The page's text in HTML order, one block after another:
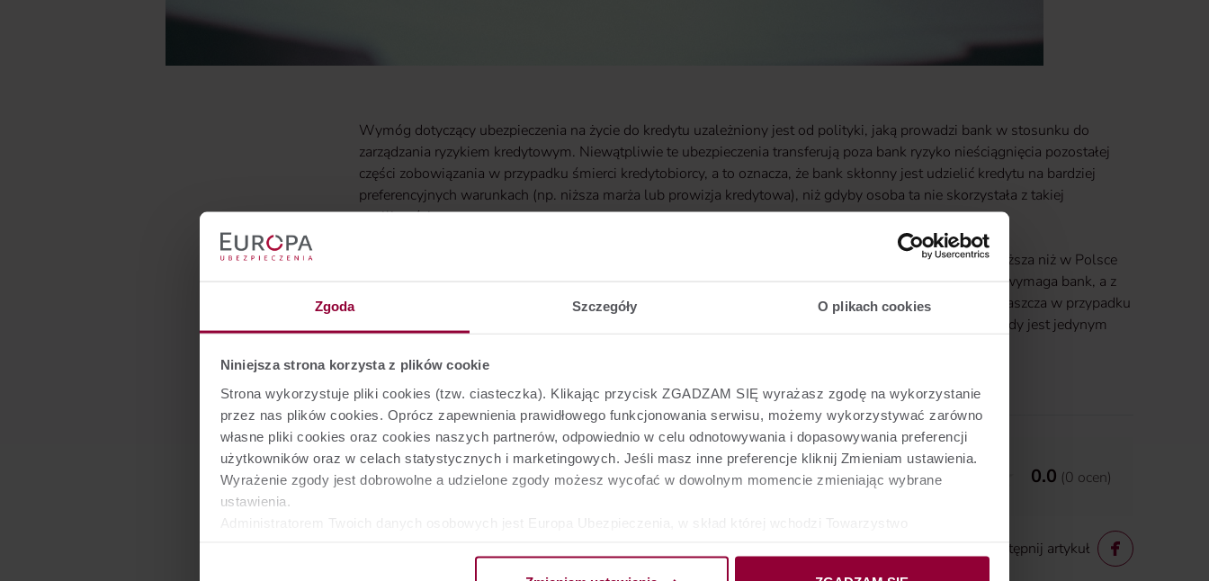
Zgoda Szczegóły O plikach cookies
Niniejsza strona korzysta z plików cookie
Strona wykorzystuje pliki cookies (tzw. ciasteczka). Klikając przycisk ZGADZAM SIĘ wyrażasz zgodę na wykorzystanie
przez nas plików cookies. Oprócz zapewnienia prawidłowego funkcjonowania serwisu, możemy wykorzystywać zarówno
własne pliki cookies oraz cookies naszych partnerów, odpowiednio w celu odnotowywania i dopasowywania preferencji
użytkowników oraz w celach statystycznych i marketingowych. Jeśli masz inne preferencje kliknij Zmieniam ustawienia.
Wyrażenie zgody jest dobrowolne a udzielone zgody możesz wycofać w dowolnym momencie zmieniając wybrane
ustawienia.
Administratorem Twoich danych osobowych jest Europa Ubezpieczenia, w skład której wchodzi Towarzystwo
Wymóg dotyczący ubezpieczenia na życie do kredytu uzależniony jest od polityki, jaką prowadzi bank w stosunku do
zarządzania ryzykiem kredytowym. Niewątpliwie te ubezpieczenia transferują poza bank ryzyko nieściągnięcia pozostałej
części zobowiązania w przypadku śmierci kredytobiorcy, a to oznacza, że bank skłonny jest udzielić kredytu na bardziej
preferencyjnych warunkach (np. niższa marża lub prowizja kredytowa), niż gdyby osoba ta nie skorzystała z takiej
możliwości.
W Europie Zachodniej, gdzie rynek kredytowy jest dużo bardziej rozwinięty, a szczególnie występuje wyższa niż w Polsce
świadomość ubezpieczeniowa, to właśnie ubezpieczenia tego typu są pierwszymi, jakie z jednej strony wymaga bank, a z
drugiej - najczęściej oczekiwanymi przez klientów. Są banki, które wymagają ubezpieczenia na życie zwłaszcza w przypadku
kredytów hipotecznych. Najczęściej zdarza się to w sytuacji, gdy kredytobiorca jest osobą samotną lub gdy jest jedynym
Spodobał Ci się artykuł? Oceń go! 0.0 (0 ocen)
Udostępnij artykuł